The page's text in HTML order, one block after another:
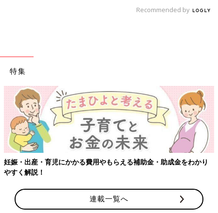
Recommended by
特集
やもらえる補助金・助成金をわかり
【ワクチン接種できるもの
連載一覧へ